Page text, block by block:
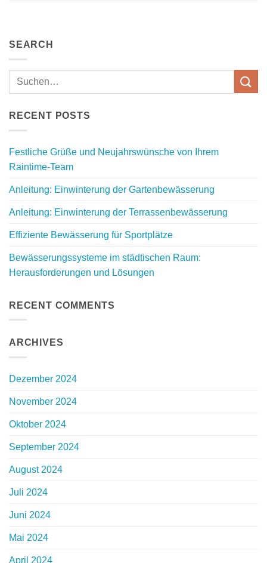
SEARCH
RECENT POSTS
Festliche Grüße und Neujahrswünsche von Ihrem
Raintime-Team
Anleitung: Einwinterung der Gartenbewässerung
Anleitung: Einwinterung der Terrassenbewässerung
Effiziente Bewässerung für Sportplätze
Bewässerungssysteme im städtischen Raum:
Herausforderungen und Lösungen
RECENT COMMENTS
ARCHIVES
Dezember 2024
November 2024
Oktober 2024
September 2024
August 2024
Juli 2024
Juni 2024
Mai 2024
April 2024